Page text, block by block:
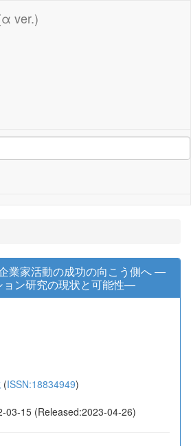
ver.)
業家活動の成功の向こう側へ ―
ョン研究の現状と可能性―
(ISSN:18834949)
03-15 (Released:2023-04-26)